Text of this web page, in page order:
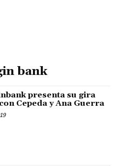
bank
presenta su gira
Cepeda y Ana Guerra